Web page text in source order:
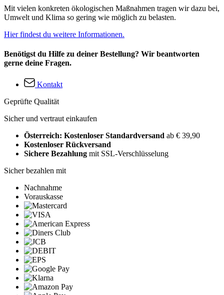
Mit vielen konkreten ökologischen Maßnahmen tragen wir dazu bei,
Umwelt und Klima so gering wie möglich zu belasten.
Hier findest du weitere Informationen.
Benötigst du Hilfe zu deiner Bestellung? Wir beantworten
gerne deine Fragen.
Kontakt
Geprüfte Qualität
Sicher und vertraut einkaufen
Österreich: Kostenloser Standardversand ab € 39,90
Kostenloser Rückversand
Sichere Bezahlung mit SSL-Verschlüsselung
Sicher bezahlen mit
Nachnahme
Vorauskasse